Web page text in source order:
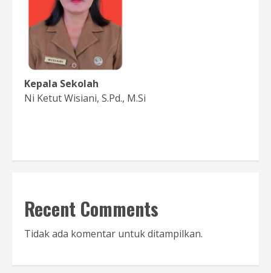
Kepala Sekolah
Ni Ketut Wisiani, S.Pd., M.Si
Recent Comments
Tidak ada komentar untuk ditampilkan.